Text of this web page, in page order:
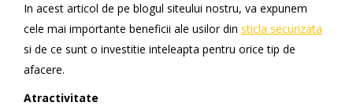
In acest articol de pe blogul siteului nostru, va expunem
cele mai importante beneficii ale usilor din sticla securizata
si de ce sunt o investitie inteleapta pentru orice tip de
afacere.
Atractivitate